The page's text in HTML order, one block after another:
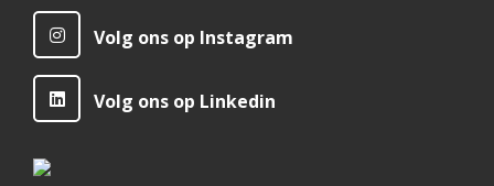
Volg ons op Instagram
Volg ons op Linkedin